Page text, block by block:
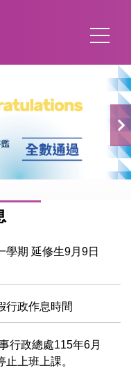
學期 延修生9月9日
行政作息時間
行政總處115年6月
上班上課。